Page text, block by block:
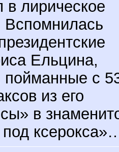
в лирическое
Вспомнилась
Ельцина,
пойманные с
из его
в
под